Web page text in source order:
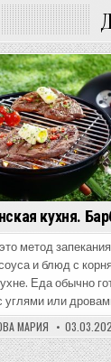
кухня.
метод
и блюд с
Еда обычно
углями или
МАРИЯ